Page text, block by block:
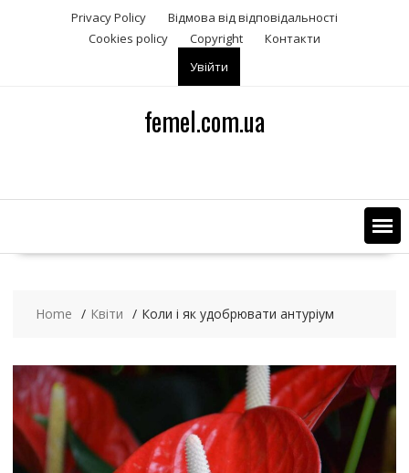
t
Privacy Policy
Відмова від відповідальності
Сookies policy
Copyright
Контакти
Увійти
femel.com.ua
Home Квіти Коли і як удобрювати антуріум